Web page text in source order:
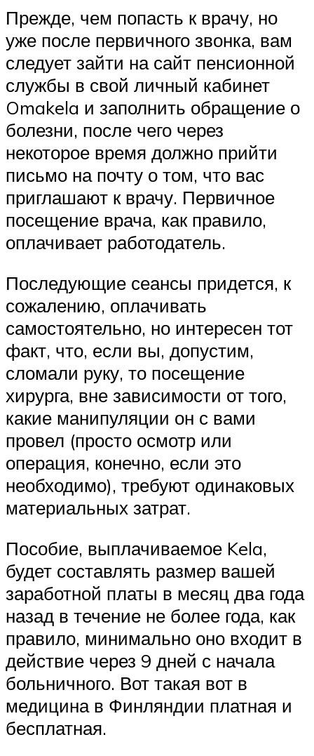
Прежде, чем попасть к врачу, но
уже после первичного звонка, вам
следует зайти на сайт пенсионной
службы в свой личный кабинет
Omakela и заполнить обращение о
болезни, после чего через
некоторое время должно прийти
письмо на почту о том, что вас
приглашают к врачу. Первичное
посещение врача, как правило,
оплачивает работодатель.
Последующие сеансы придется, к
сожалению, оплачивать
самостоятельно, но интересен тот
факт, что, если вы, допустим,
сломали руку, то посещение
хирурга, вне зависимости от того,
какие манипуляции он с вами
провел (просто осмотр или
операция, конечно, если это
необходимо), требуют одинаковых
материальных затрат.
Пособие, выплачиваемое Kela,
будет составлять размер вашей
заработной платы в месяц два года
назад в течение не более года, как
правило, минимально оно входит в
действие через 9 дней с начала
больничного. Вот такая вот в
медицина в Финляндии платная и
бесплатная.